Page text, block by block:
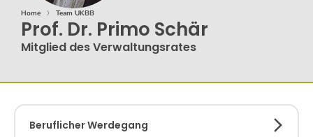
Home ⟩ Team UKBB
Prof. Dr. Primo Schär
Mitglied des Verwaltungsrates
Beruflicher Werdegang